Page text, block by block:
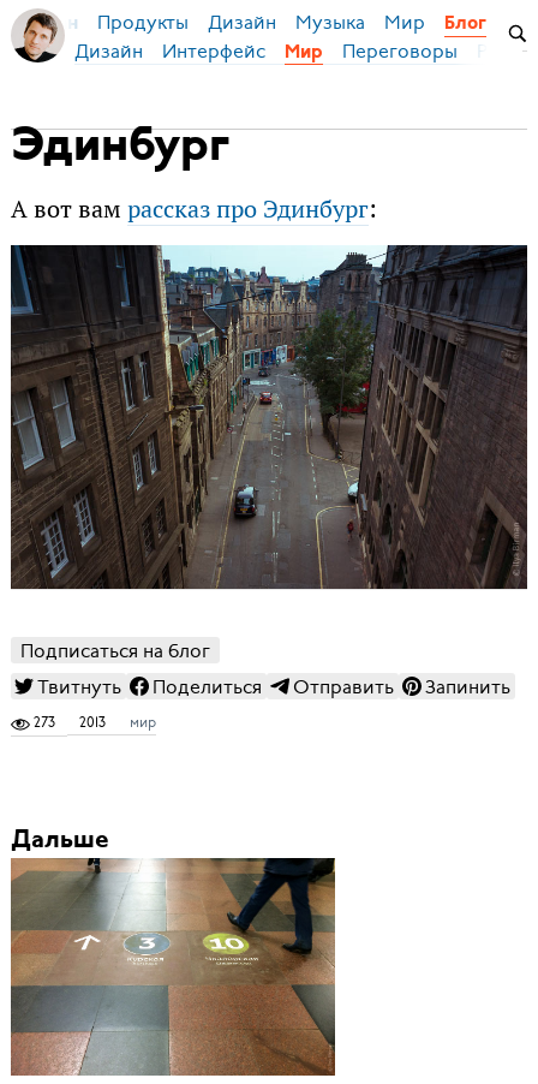
Бирман Продукты Дизайн Музыка Мир Блог
Дизайн Интерфейс Мир Переговоры
Эдинбург
А вот вам рассказ про Эдинбург:
Подписаться на блог
Твитнуть
Поделиться Отправить Запинить
273 2013 мир
Дальше